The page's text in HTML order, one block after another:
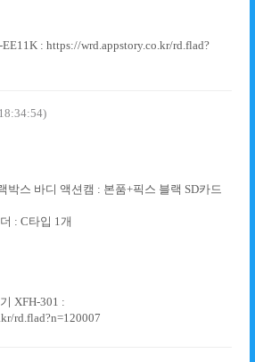
: https://wrd.appstory.co.kr/rd.flad?
박스 바디 액션캠 : 본품+픽스 블랙 SD카드
: C타입 1개
XFH-301 :
rd.flad?n=120007